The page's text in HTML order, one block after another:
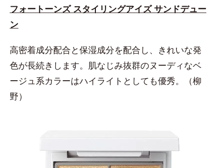
フォートーンズ スタイリングアイズ サンドデュー
ン
高密着成分配合と保湿成分を配合し、きれいな発
色が長続きします。肌なじみ抜群のヌーディなベ
ージュ系カラーはハイライトとしても優秀。（柳
野）